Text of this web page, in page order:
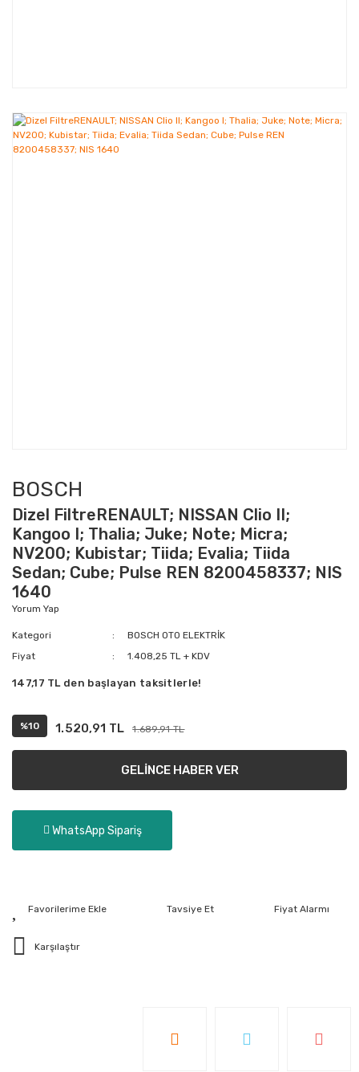
BOSCH
Dizel FiltreRENAULT; NISSAN Clio II;
Kangoo I; Thalia; Juke; Note; Micra;
NV200; Kubistar; Tiida; Evalia; Tiida
Sedan; Cube; Pulse REN 8200458337; NIS
1640
Yorum Yap
Kategori
BOSCH OTO ELEKTRİK
Fiyat
1.408,25 TL + KDV
147,17 TL den başlayan taksitlerle!
%10 1.520,91 TL 1.689,91 TL
GELİNCE HABER VER
WhatsApp Sipariş
Tavsiye Et Fiyat Alarmı
Karşılaştır